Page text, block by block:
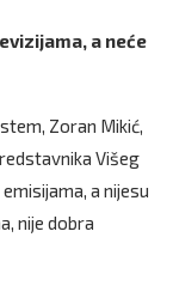
a neće
Zoran Mikić,
Višeg
a nijesu
nije dobra